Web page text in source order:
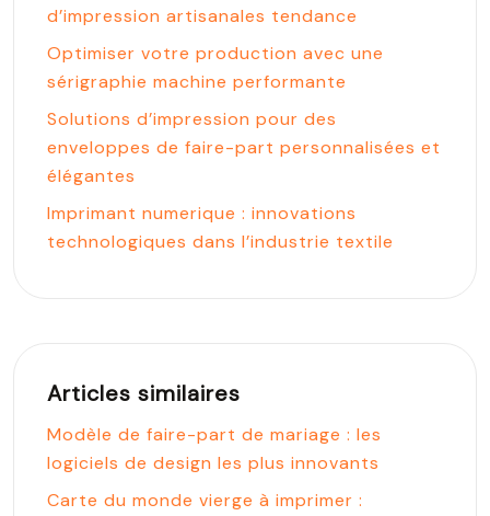
d’impression artisanales tendance
Optimiser votre production avec une
sérigraphie machine performante
Solutions d’impression pour des
enveloppes de faire-part personnalisées et
élégantes
Imprimant numerique : innovations
technologiques dans l’industrie textile
Articles similaires
Modèle de faire-part de mariage : les
logiciels de design les plus innovants
Carte du monde vierge à imprimer :